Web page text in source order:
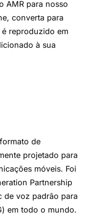
AMR para nosso
converta para
reproduzido em
à sua
de
projetado para
móveis. Foi
Partnership
de voz padrão para
em todo o mundo.